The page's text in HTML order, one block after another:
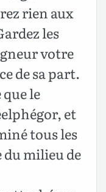
rien aux
les
votre
de sa part.
le
et
tous les
du milieu de